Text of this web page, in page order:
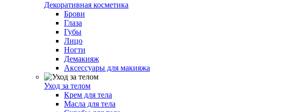
Декоративная косметика
Брови
Глаза
Губы
Лицо
Ногти
Демакияж
Аксессуары для макияжа
Уход за телом
Крем для тела
Масла для тела